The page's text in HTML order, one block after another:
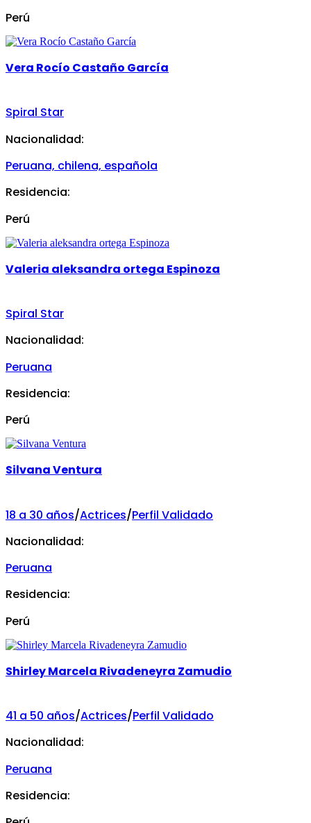
Perú
Vera Rocío Castaño García
Spiral Star
Nacionalidad:
Peruana, chilena, española
Residencia:
Perú
Valeria aleksandra ortega Espinoza
Spiral Star
Nacionalidad:
Peruana
Residencia:
Perú
Silvana Ventura
18 a 30 años/Actrices/Perfil Validado
Nacionalidad:
Peruana
Residencia:
Perú
Shirley Marcela Rivadeneyra Zamudio
41 a 50 años/Actrices/Perfil Validado
Nacionalidad:
Peruana
Residencia: